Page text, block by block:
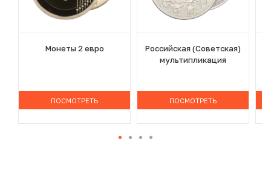
Монеты 2 евро
ПОСМОТРЕТЬ
Российская (Советская)
мультипликация
ПОСМОТРЕТЬ